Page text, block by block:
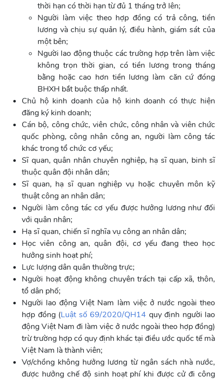
thời hạn có thời hạn từ đủ 1 tháng trở lên;
Người làm việc theo hợp đồng có trả công, tiền
lương và chịu sự quản lý, điều hành, giám sát của
một bên;
Người lao động thuộc các trường hợp trên làm việc
không trọn thời gian, có tiền lương trong tháng
bằng hoặc cao hơn tiền lương làm căn cứ đóng
BHXH bắt buộc thấp nhất.
Chủ hộ kinh doanh của hộ kinh doanh có thực hiện
đăng ký kinh doanh;
Cán bộ, công chức, viên chức, công nhân và viên chức
quốc phòng, công nhân công an, người làm công tác
khác trong tổ chức cơ yếu;
Sĩ quan, quân nhân chuyên nghiệp, hạ sĩ quan, binh sĩ
thuộc quân đội nhân dân;
Sĩ quan, hạ sĩ quan nghiệp vụ hoặc chuyên môn kỹ
thuật công an nhân dân;
Người làm công tác cơ yếu được hưởng lương như đối
với quân nhân;
Hạ sĩ quan, chiến sĩ nghĩa vụ công an nhân dân;
Học viên công an, quân đội, cơ yếu đang theo học
hưởng sinh hoạt phí;
Lực lượng dân quân thường trực;
Người hoạt động không chuyên trách tại cấp xã, thôn,
tổ dân phố;
Người lao động Việt Nam làm việc ở nước ngoài theo
hợp đồng (Luật số 69/2020/QH14 quy định người lao
động Việt Nam đi làm việc ở nước ngoài theo hợp đồng)
trừ trường hợp có quy định khác tại điều ước quốc tế mà
Việt Nam là thành viên;
Vợ/chồng không hưởng lương từ ngân sách nhà nước,
được hưởng chế độ sinh hoạt phí khi được cử đi công